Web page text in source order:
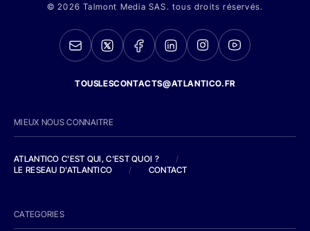
© 2026 Talmont Media SAS. tous droits réservés.
TOUSLESCONTACTS@ATLANTICO.FR
MIEUX NOUS CONNAITRE
ATLANTICO C'EST QUI, C'EST QUOI ?
/
LE RESEAU D'ATLANTICO
/ CONTACT
CATEGORIES